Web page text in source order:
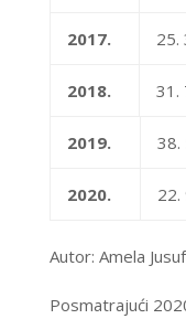
2017. 25.
2018. 31.
2019. 38.
2020. 22.
Autor: Amela
Posmatrajući